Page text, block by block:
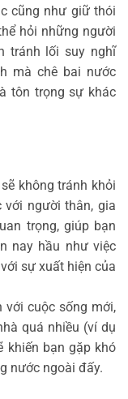
cũng như giữ thói
hỏi những người
tránh lối suy nghĩ
mà chê bai nước
tôn trọng sự khác
không tránh khỏi
với người thân, gia
trọng, giúp bạn
nay hầu như việc
sự xuất hiện của
với cuộc sống mới,
quá nhiều (ví dụ
khiến bạn gặp khó
nước ngoài đấy.